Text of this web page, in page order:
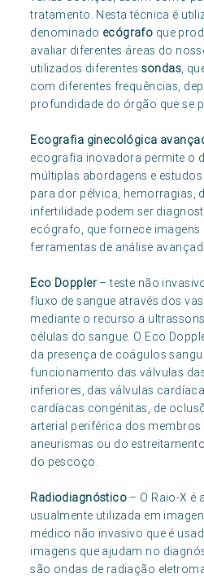
tratamento. Nesta técnica é
denominado ecógrafo que
avaliar diferentes áreas do
utilizados diferentes sondas,
com diferentes frequências,
profundidade do órgão que se
Ecografia ginecológica
ecografia inovadora permite o
múltiplas abordagens e
para dor pélvica, hemorragias,
infertilidade podem ser
ecógrafo, que fornece imagens
ferramentas de análise
Eco Doppler– teste não
fluxo de sangue através dos
mediante o recurso a
células do sangue. O Eco
da presença de coágulos
funcionamento das válvulas
inferiores, das válvulas
cardíacas congénitas, de
arterial periférica dos membros
aneurismas ou do
do pescoço.
Radiodiagnóstico – O Raio-X é
usualmente utilizada em
médico não invasivo que é
imagens que ajudam no
são ondas de radiação